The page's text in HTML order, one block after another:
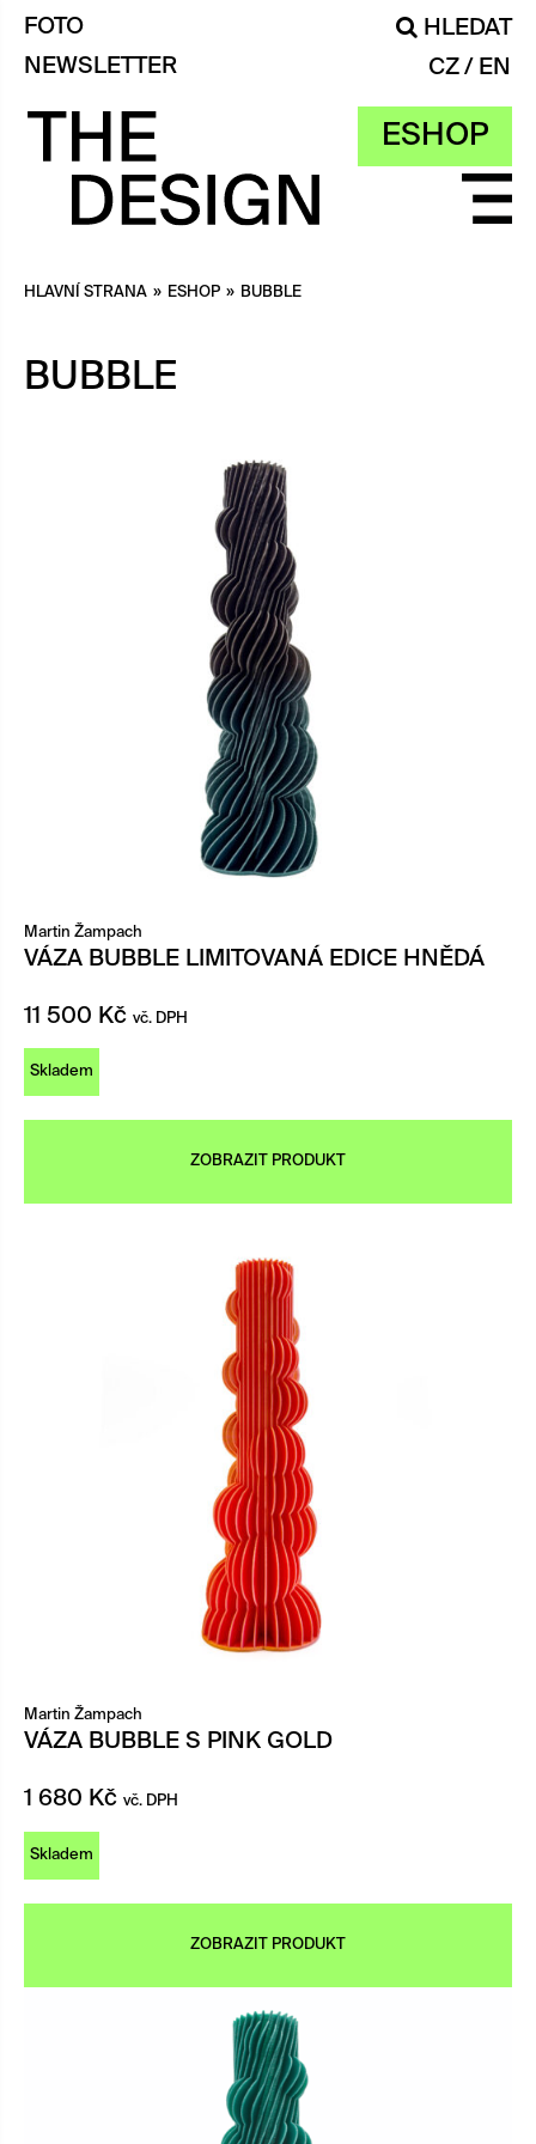
ESHOP
FOTO
HLEDAT
NEWSLETTER
CZ EN
HLAVNÍ STRANA » ESHOP » BUBBLE
BUBBLE
Martin Žampach
VÁZA BUBBLE LIMITOVANÁ EDICE HNĚDÁ
11 500 Kč vč. DPH
Skladem
ZOBRAZIT PRODUKT
Martin Žampach
VÁZA BUBBLE S PINK GOLD
1 680 Kč vč. DPH
Skladem
ZOBRAZIT PRODUKT